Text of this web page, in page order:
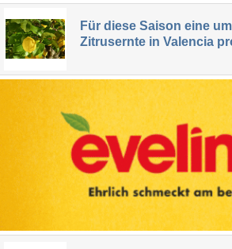
Für diese Saison eine
Zitrusernte in Valencia